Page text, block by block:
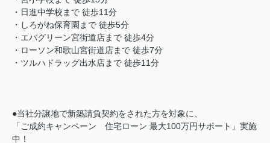
・日進中学校まで 徒歩11分
・しろがね保育園まで 徒歩5分
・エバグリーン宮街道店まで 徒歩4分
・ローソン和歌山宮街道店まで 徒歩7分
・ツルハドラッグ出水店まで 徒歩11分
●当社分譲地で新築請負契約をされた方を対象に、
「ご成約キャンペーン 住宅ローン 最大100万円サポート」実施
中！